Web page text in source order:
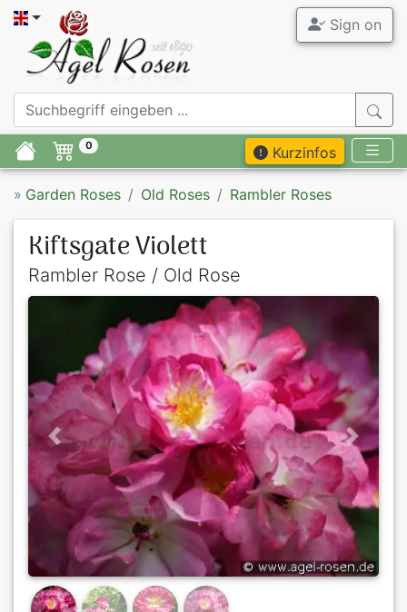
Sign on
0 Kurzinfos
» Garden Roses Old Roses Rambler Roses
Kiftsgate Violett
Rambler Rose / Old Rose
Previous Next